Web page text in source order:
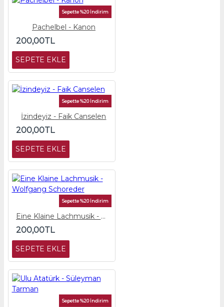
Sepette %20 İndirim
Pachelbel - Kanon
200,00TL
SEPETE EKLE
Sepette %20 İndirim
İzindeyiz - Faik Canselen
200,00TL
SEPETE EKLE
Sepette %20 İndirim
Eine Klaine Lachmusik - Wolfgang Schoreder
200,00TL
SEPETE EKLE
Sepette %20 İndirim